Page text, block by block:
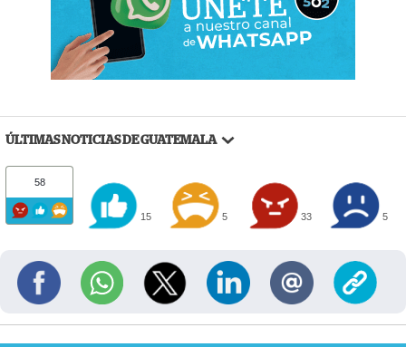
ÚLTIMAS NOTICIAS DE GUATEMALA
58
15 5 33 5